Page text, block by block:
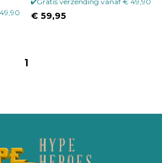
€ 59,95
1